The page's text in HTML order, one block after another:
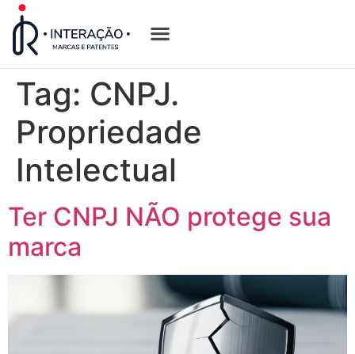
Tag: CNPJ.
Propriedade
Intelectual
Ter CNPJ NÃO protege sua
marca